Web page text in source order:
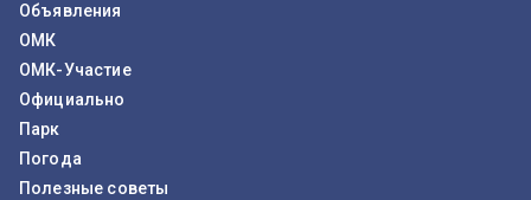
Объявления
ОМК
ОМК-Участие
Официально
Парк
Погода
Полезные советы